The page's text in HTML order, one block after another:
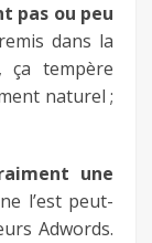
pas ou peu
dans la
ça tempère
naturel ;
une
l’est peut-
Adwords.